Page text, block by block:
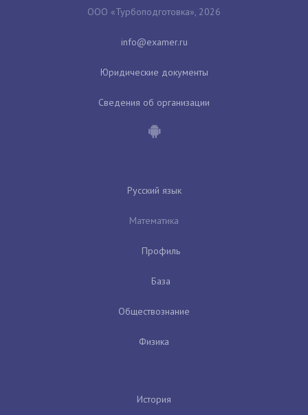
ООО «Турбоподготовка», 2026
Юридические документы
Сведения об организации
Русский язык
Математика
Профиль
База
Обществознание
Физика
История